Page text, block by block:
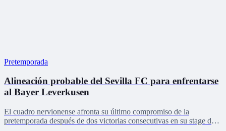
Pretemporada
Alineación probable del Sevilla FC para enfrentarse
al Bayer Leverkusen
El cuadro nervionense afronta su último compromiso de la
pretemporada después de dos victorias consecutivas en su stage de